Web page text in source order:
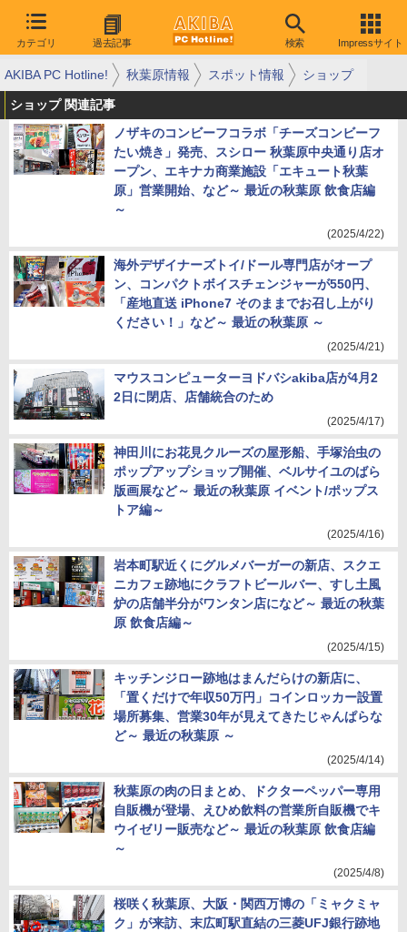
カテゴリ 過去記事 検索 Impressサイト
AKIBA PC Hotline! 秋葉原情報 スポット情報 ショップ
ショップ 関連記事
ノザキのコンビーフコラボ「チーズコンビーフ
たい焼き」発売、スシロー 秋葉原中央通り店オ
ープン、エキナカ商業施設「エキュート秋葉
原」営業開始、など～ 最近の秋葉原 飲食店編
～
(2025/4/22)
海外デザイナーズトイ/ドール専門店がオープ
ン、コンパクトボイスチェンジャーが550円、
「産地直送 iPhone7 そのままでお召し上がり
ください！」など～ 最近の秋葉原 ～
(2025/4/21)
マウスコンピューターヨドバシakiba店が4月2
2日に閉店、店舗統合のため
(2025/4/17)
神田川にお花見クルーズの屋形船、手塚治虫の
ポップアップショップ開催、ベルサイユのばら
版画展など～ 最近の秋葉原 イベント/ポップス
トア編～
(2025/4/16)
岩本町駅近くにグルメバーガーの新店、スクエ
ニカフェ跡地にクラフトビールバー、すし土風
炉の店舗半分がワンタン店になど～ 最近の秋葉
原 飲食店編～
(2025/4/15)
キッチンジロー跡地はまんだらけの新店に、
「置くだけで年収50万円」コインロッカー設置
場所募集、営業30年が見えてきたじゃんぱらな
ど～ 最近の秋葉原 ～
(2025/4/14)
秋葉原の肉の日まとめ、ドクターペッパー専用
自販機が登場、えひめ飲料の営業所自販機でキ
ウイゼリー販売など～ 最近の秋葉原 飲食店編
～
(2025/4/8)
桜咲く秋葉原、大阪・関西万博の「ミャクミャ
ク」が来訪、末広町駅直結の三菱UFJ銀行跡地